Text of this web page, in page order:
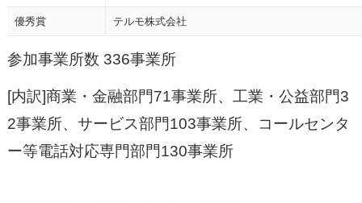
優秀賞 テルモ株式会社
参加事業所数 336事業所
[内訳]商業・金融部門71事業所、工業・公益部門3
2事業所、サービス部門103事業所、コールセンタ
ー等電話対応専門部門130事業所